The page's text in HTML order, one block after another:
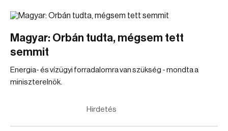
Magyar: Orbán tudta, mégsem tett
semmit
Energia- és vízügyi forradalomra van szükség - mondta a
miniszterelnök.
Hirdetés